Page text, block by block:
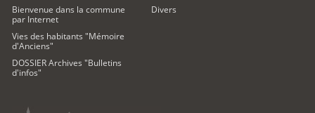
Bienvenue dans la commune
par Internet
Vies des habitants "Mémoire
d'Anciens"
DOSSIER Archives "Bulletins
d'infos"
Divers